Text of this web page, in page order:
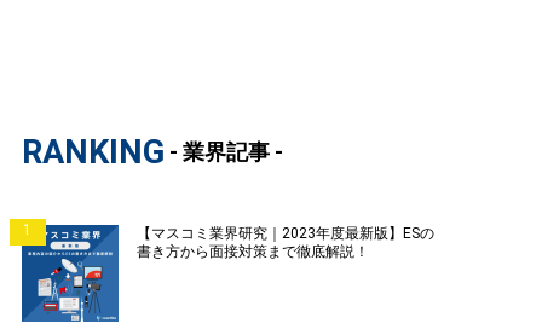
RANKING - 業界記事 -
1
【マスコミ業界研究｜2023年度最新版】ESの
書き方から面接対策まで徹底解説！